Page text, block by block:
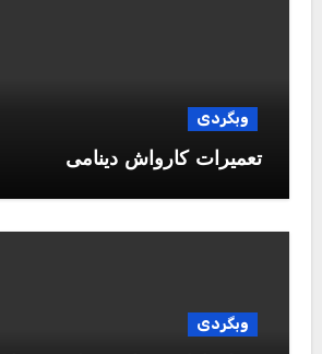
وبگردی
تعمیرات کارواش دینامی
وبگردی